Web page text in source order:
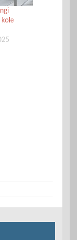
kole